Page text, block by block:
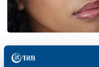
Immer einsetzbar